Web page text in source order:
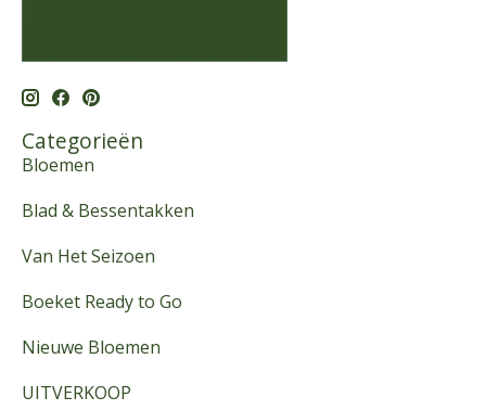
Categorieën
Bloemen
Blad & Bessentakken
Van Het Seizoen
Boeket Ready to Go
Nieuwe Bloemen
UITVERKOOP